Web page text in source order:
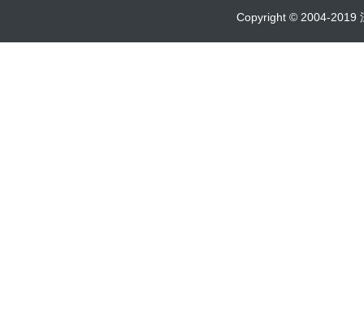
Copyright © 2004-2019